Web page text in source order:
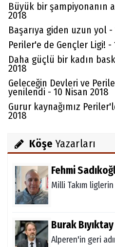
Büyük bir şampiyonanın
2018
Başarıya giden uzun yol -
Periler'e de Gençler Ligi! -
Daha güçlü bir kadın
2018
Geleceğin Devleri ve
yenilendi - 10 Nisan 2018
Gurur kaynağımız
2018
Köşe Yazarları
Aydın Örs
Ataman için
Melda
Fehmi
Milli Takım liglerin
Burak Bıyıktay
Alperen'in geri